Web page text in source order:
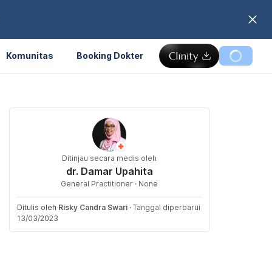
Komunitas Booking Dokter
Ditinjau secara medis oleh
dr. Damar Upahita
General Practitioner · None
Ditulis oleh Risky Candra Swari · Tanggal diperbarui
13/03/2023